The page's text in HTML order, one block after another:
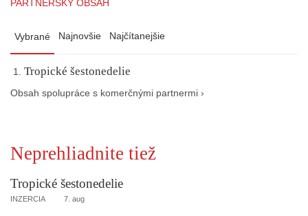
PARTNERSKÝ OBSAH
Vybrané Najnovšie Najčítanejšie
Tropické šestonedelie
Obsah spolupráce s komerčnými partnermi ›
Neprehliadnite tiež
Tropické šestonedelie
INZERCIA 7. aug